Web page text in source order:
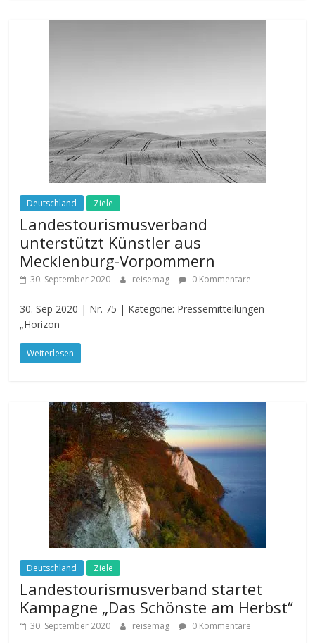
Deutschland Ziele
Landestourismusverband
unterstützt Künstler aus
Mecklenburg-Vorpommern
30. September 2020 reisemag 0 Kommentare
30. Sep 2020 | Nr. 75 | Kategorie: Pressemitteilungen
„Horizon
Weiterlesen
Deutschland Ziele
Landestourismusverband startet
Kampagne „Das Schönste am Herbst“
30. September 2020 reisemag 0 Kommentare